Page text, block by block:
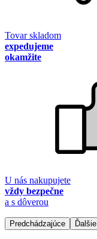
Tovar skladom
expedujeme
okamžite
U nás nakupujete
vždy bezpečne
a s dôverou
Predchádzajúce Ďalšie